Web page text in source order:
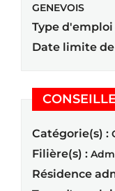
GENEVOIS
Type d'emploi
Date limite
Catégorie(s) :
Filière(s) :
Résidence